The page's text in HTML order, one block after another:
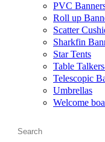
PVC
Roll up
Scatter
Sharkfin
Star Tents
Table
Telescopic
Umbrellas
Welcome